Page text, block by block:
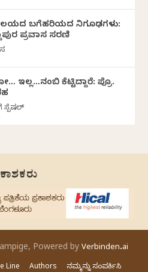
ಬಗೆಹರಿಯದ ನಿಗೂಢಗಳು:
ಪ್ರವಾಸ ಸರಣಿ
ಇಲ್ಲ…ನಂಬಿ ಕೆಟ್ಟಿದ್ದಾರೆ: ಪ್ರೊ.
ಸ್ಪೆಷಲ್
Powered by Verbinden.ai
Line Authors ನಮ್ಮನ್ನು ಸಂಪರ್ಕಿಸಿ